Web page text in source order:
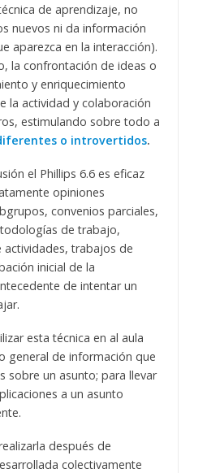
de aprendizaje, no
nuevos ni da información
aparezca en la interacción).
la confrontación de ideas o
y enriquecimiento
la actividad y colaboración
estimulando sobre todo a
o introvertidos.
el Phillips 6.6 es eficaz
opiniones
convenios parciales,
de trabajo,
actividades, trabajos de
inicial de la
de intentar un
esta técnica en al aula
general de información que
sobre un asunto; para llevar
a un asunto
después de
colectivamente